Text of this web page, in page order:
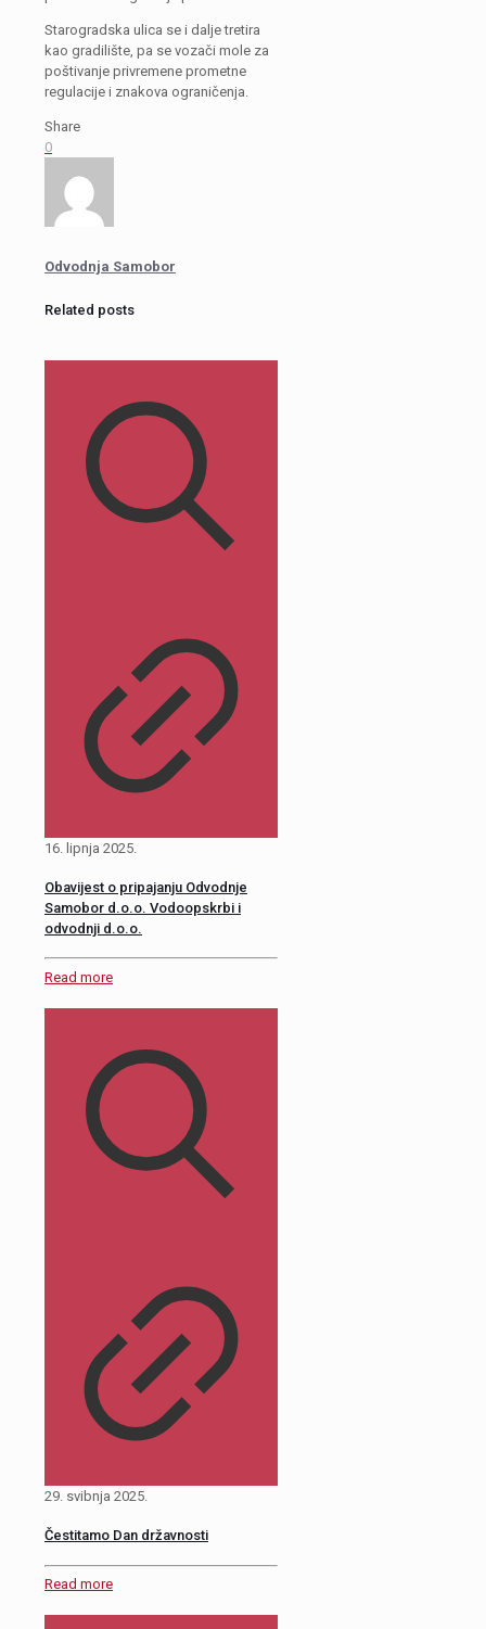
Starogradska ulica se i dalje tretira
kao gradilište, pa se vozači mole za
poštivanje privremene prometne
regulacije i znakova ograničenja.
Share
0
Odvodnja Samobor
Related posts
16. lipnja 2025.
Obavijest o pripajanju Odvodnje
Samobor d.o.o. Vodoopskrbi i
odvodnji d.o.o.
Read more
29. svibnja 2025.
Čestitamo Dan državnosti
Read more